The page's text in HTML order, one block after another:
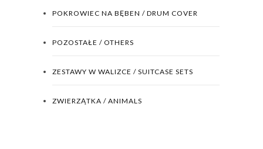
POKROWIEC NA BĘBEN / DRUM COVER
POZOSTAŁE / OTHERS
ZESTAWY W WALIZCE / SUITCASE SETS
ZWIERZĄTKA / ANIMALS